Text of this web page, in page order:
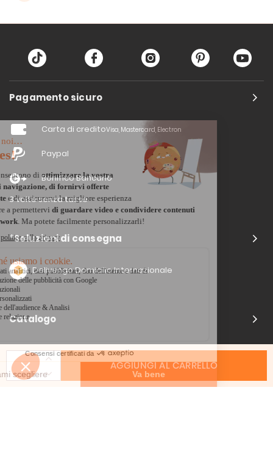
AGGIUNGI AL CARRELLO
Pagamento sicuro
Carta di creditoVisa, Mastercard, Electron
Paypal
Bonifico Bancario
3 volte senza tasse
*Soluzioni di consegna
Delivengo Domicilio Internazionale
Catalogo
I nostri impegni